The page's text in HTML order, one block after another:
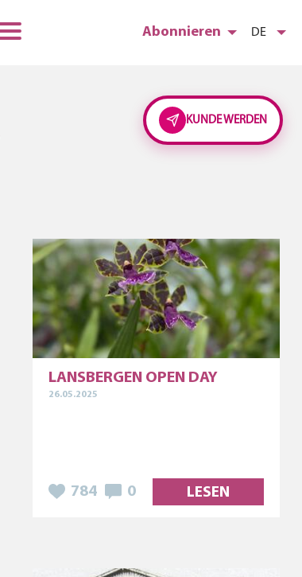
Abonnieren DE
LANSBERGEN OPEN DAY
26.05.2025
784 0 LESEN
KUNDE WERDEN